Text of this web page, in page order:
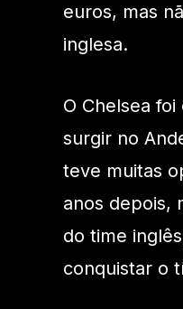
euros, mas
inglesa.
O Chelsea
surgir no
teve muitas
anos depois,
do time
conquistar o